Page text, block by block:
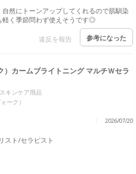
然にトーンアップしてくれるので肌馴染
軽く季節問わず使えそうです◎
違反を報告 参考になった
カームブライトニング マルチＷセラ
スキンケア用品
ーク）
2026/07/20
スト/セラピスト